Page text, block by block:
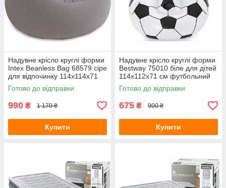
Надувне крісло круглі форми
Intex Beanless Bag 68579 сіре
для відпочинку 114х114х71
см
Готово до відправки
990 ₴ 1 170 ₴
Купити
Надувне крісло круглі форми
Bestway 75010 біле для дітей
114х112х71 см футбольний
м'яч
Готово до відправки
675 ₴ 900 ₴
Купити